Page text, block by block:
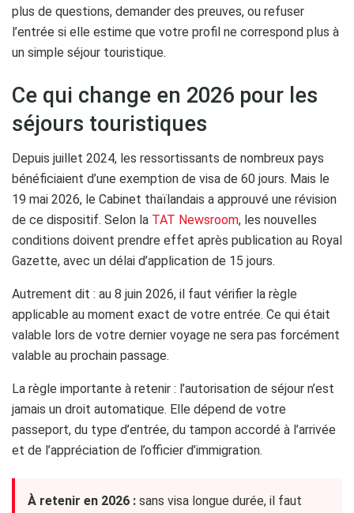
plus de questions, demander des preuves, ou refuser
l’entrée si elle estime que votre profil ne correspond plus à
un simple séjour touristique.
Ce qui change en 2026 pour les
séjours touristiques
Depuis juillet 2024, les ressortissants de nombreux pays
bénéficiaient d’une exemption de visa de 60 jours. Mais le
19 mai 2026, le Cabinet thaïlandais a approuvé une révision
de ce dispositif. Selon la TAT Newsroom, les nouvelles
conditions doivent prendre effet après publication au Royal
Gazette, avec un délai d’application de 15 jours.
Autrement dit : au 8 juin 2026, il faut vérifier la règle
applicable au moment exact de votre entrée. Ce qui était
valable lors de votre dernier voyage ne sera pas forcément
valable au prochain passage.
La règle importante à retenir : l’autorisation de séjour n’est
jamais un droit automatique. Elle dépend de votre
passeport, du type d’entrée, du tampon accordé à l’arrivée
et de l’appréciation de l’officier d’immigration.
À retenir en 2026 : sans visa longue durée, il faut